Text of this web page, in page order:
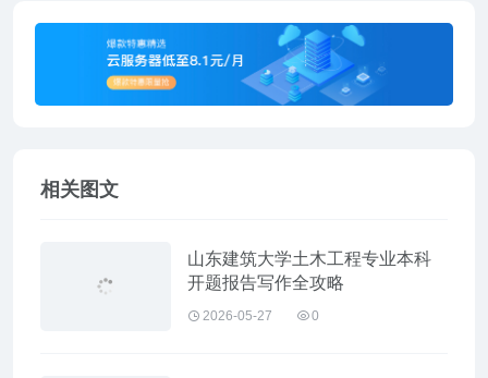
相关图文
山东建筑大学土木工程专业本科
开题报告写作全攻略
2026-05-27 0